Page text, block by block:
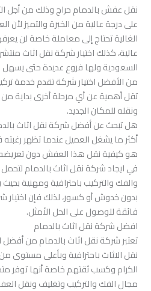
نقل عفش بالدمام حراج وذلك من أجل
على درجة عالية من الخبرة والتميز لأن
الغالية تحتاج إلى معاملة خاصة لن
عالية، كذلك اختيار شركة نقل اثاث
السعودية ولها فروع عديدة حتى
من الأفضل اختيار شركة تقدم خدمة
تقل أهمية عن أي مرحلة أخرى بداية
ونقله للمكان الجديد.
هل تبحث عن أفضل شركة نقل اثاث
أكثر ما يشغل العميل عندما تظهر
هو كيفية نقل هذا العفش دون تعريضه
في ايجاد شركة نقل اثاث بالدمام
والفك والتركيب باحترافية ومهنية
بدون خدوش أو كسور، لذلك فإن اختيار
فائقة للوصول على الحل الأمثل.
افضل شركة نقل اثاث بالدمام
تعتبر شركة نقل اثاث بالدمام من
نقل الاثاث باحترافية وبأعلى مستوى
الكرام وكسب ثقتهم خاصة أنها توفر
مجال الفك والتركيب وتغليف ونقل